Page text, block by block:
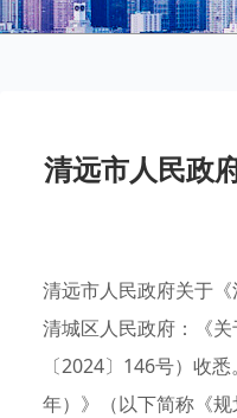
清远市人民政
清远市人民政府关于
清城区人民政府：《
〔2024〕146号）收
年）》（以下简称《